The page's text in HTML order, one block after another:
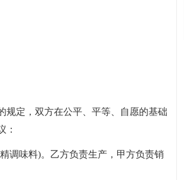
规定，双方在公平、平等、自愿的基础
：
调味料)。乙方负责生产，甲方负责销